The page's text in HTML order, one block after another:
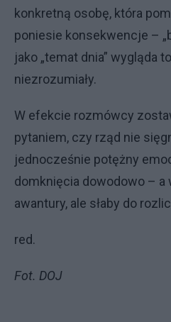
konkretną osobę, która
poniesie konsekwencje –
jako „temat dnia” wygląda
niezrozumiały.
W efekcie rozmówcy
pytaniem, czy rząd nie
jednocześnie potężny
domknięcia dowodowo – a
awantury, ale słaby do
red.
Fot. DOJ